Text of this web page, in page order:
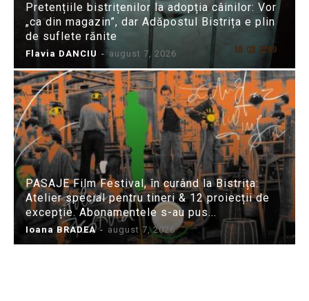
Pretențiile bistrițenilor la adopția câinilor: Vor
„ca din magazin”, dar Adăpostul Bistrița e plin
de suflete rănite
Flavia DANCIU - august 7, 2026
PASAJE Film Festival, în curând la Bistrița:
Atelier special pentru tineri & 12 proiecții de
excepție. Abonamentele s-au pus...
Ioana BRADEA - august 7, 2026